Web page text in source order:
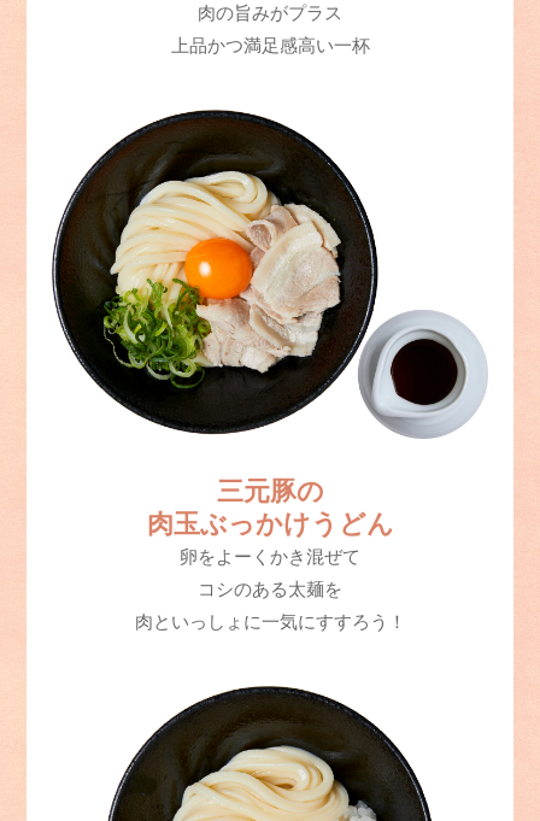
肉の旨みがプラス
上品かつ満足感高い一杯
三元豚の
肉玉ぶっかけうどん
卵をよーくかき混ぜて
コシのある太麺を
肉といっしょに一気にすすろう！